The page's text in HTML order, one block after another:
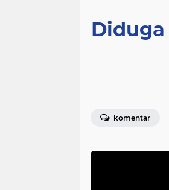
Diduga
komentar